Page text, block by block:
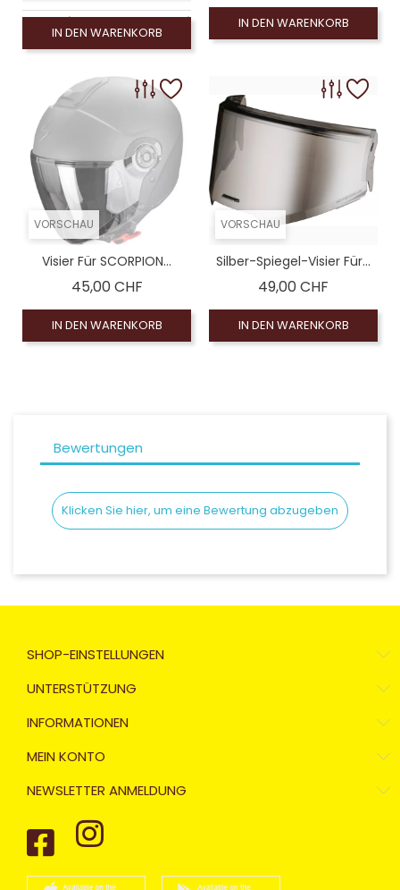
Rauchschirm 50% (non homologué)
Silberner Spiegelbildschirm (non homologué)
Leinwand Rauch 100% (non homologué)
IN DEN WARENKORB
IN DEN WARENKORB
VORSCHAU
Visier Für SCORPION...
45,00 CHFPreis
IN DEN WARENKORB
VORSCHAU
Silber-Spiegel-Visier Für...
49,00 CHF
IN DEN WARENKORB
Bewertungen
Klicken Sie hier, um eine Bewertung abzugeben
SHOP-EINSTELLUNGEN
UNTERSTÜTZUNG
INFORMATIONEN
MEIN KONTO
NEWSLETTER ANMELDUNG